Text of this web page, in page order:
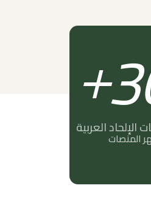
العربية
المنصات